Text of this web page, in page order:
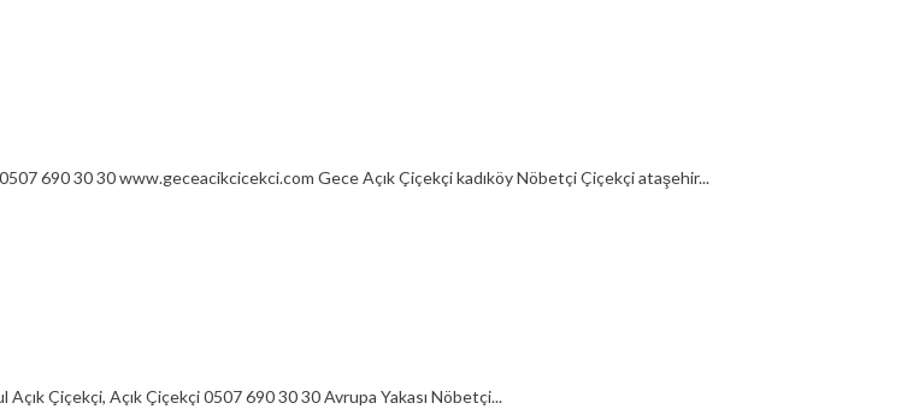
690 30 30 www.geceacikcicekci.com Gece Açık Çiçekçi kadıköy Nöbetçi Çiçekçi ataşehir...
Çiçekçi, Açık Çiçekçi 0507 690 30 30 Avrupa Yakası Nöbetçi...